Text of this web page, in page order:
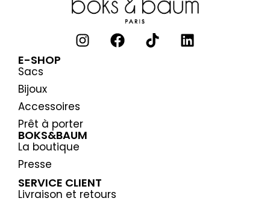
E-SHOP
Sacs
Bijoux
Accessoires
Prêt à porter
BOKS&BAUM
La boutique
Presse
SERVICE CLIENT
Livraison et retours